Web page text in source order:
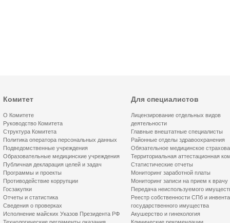
Комитет
О Комитете
Руководство Комитета
Структура Комитета
Политика оператора персональных данных
Подведомственные учреждения
Образовательные медицинские учреждения
Публичная декларация целей и задач
Программы и проекты
Противодействие коррупции
Госзакупки
Отчеты и статистика
Сведения о проверках
Исполнение майских Указов Президента РФ
Для специалистов
Лицензирование отдельных видов
деятельности
Главные внештатные специалисты
Районные отделы здравоохранения
Обязательное медицинское
Территориальная аттестационная
Статистические отчеты
Мониторинг заработной платы
Мониторинг записи на прием к врачу
Передача неиспользуемого
Реестр собственности СПб и
государственного имущества
Акушерство и гинекология